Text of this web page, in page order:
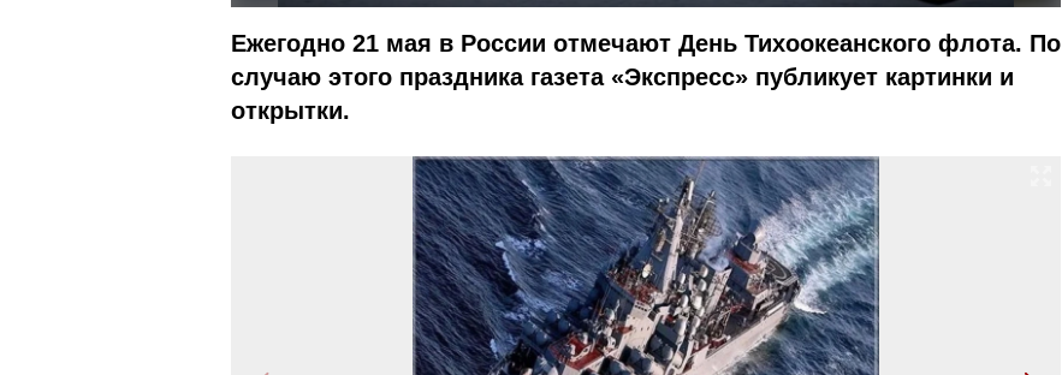
Ежегодно 21 мая в России отмечают День Тихоокеанского флота. По
случаю этого праздника газета «Экспресс» публикует картинки и
открытки.